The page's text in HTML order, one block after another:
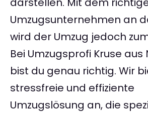
Umzugsunternehmen an
wird der Umzug jedoch
Bei Umzugsprofi Kruse aus
bist du genau richtig. Wir
stressfreie und effiziente
Umzugslösung an, die